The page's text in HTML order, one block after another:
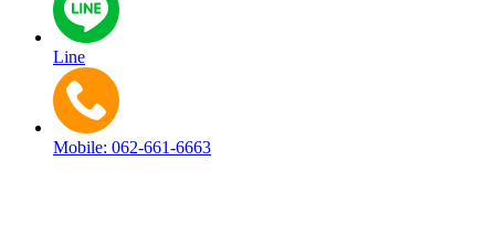
Line
Mobile: 062-661-6663